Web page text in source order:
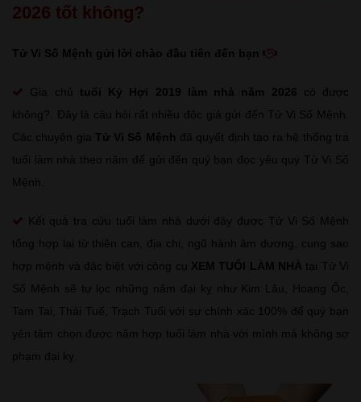
2026 tốt không?
Tử Vi Số Mệnh gửi lời chào đầu tiên đến bạn
Gia chủ tuổi Kỷ Hợi 2019 làm nhà năm 2026 có được
không?. Đây là câu hỏi rất nhiều độc giả gửi đến Tử Vi Số Mệnh.
Các chuyên gia Tử Vi Số Mệnh đã quyết định tạo ra hệ thống tra
tuổi làm nhà theo năm để gửi đến quý bạn đọc yêu quý Tử Vi Số
Mệnh.
Kết quả tra cứu tuổi làm nhà dưới đây được Tử Vi Số Mệnh
tổng hợp lại từ thiên can, địa chi, ngũ hành âm dương, cung sao
hợp mệnh và đặc biệt với công cụ XEM TUỔI LÀM NHÀ tại Tử Vi
Số Mệnh sẽ tự lọc những năm đại kỵ như Kim Lâu, Hoang Ốc,
Tam Tai, Thái Tuế, Trạch Tuổi với sự chính xác 100% để quý bạn
yên tâm chọn được năm hợp tuổi làm nhà với mình mà không sợ
phạm đại kỵ.